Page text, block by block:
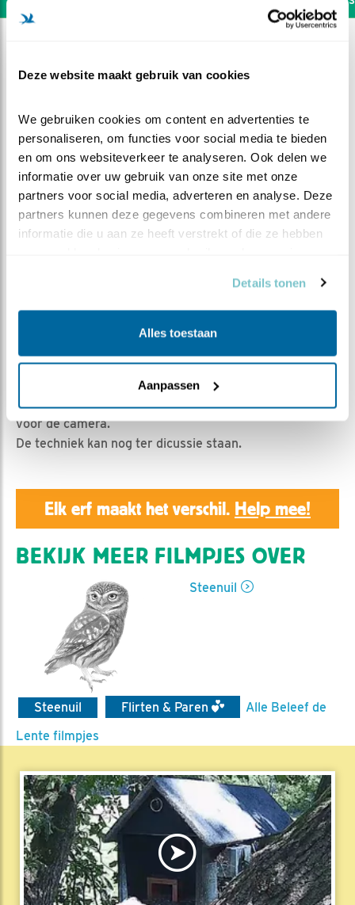
Deze website maakt gebruik van cookies
We gebruiken cookies om content en advertenties te
personaliseren, om functies voor social media te bieden
en om ons websiteverkeer te analyseren. Ook delen we
informatie over uw gebruik van onze site met onze
partners voor social media, adverteren en analyse. Deze
partners kunnen deze gegevens combineren met andere
informatie die u aan ze heeft verstrekt of die ze hebben
Details tonen
Alles toestaan
Aanpassen
Het is zover: paring
Geert | Geplaatst op 9 maart 2020, 22:55 |
Vind ik
Man en vrouw steenuil: de eerste paring van dit jaar
voor de camera.
De techniek kan nog ter dicussie staan.
Elk erf maakt het verschil. Help mee!
BEKIJK MEER FILMPJES OVER
Steenuil
Steenuil Flirten & Paren
Alle Beleef de
Lente filmpjes